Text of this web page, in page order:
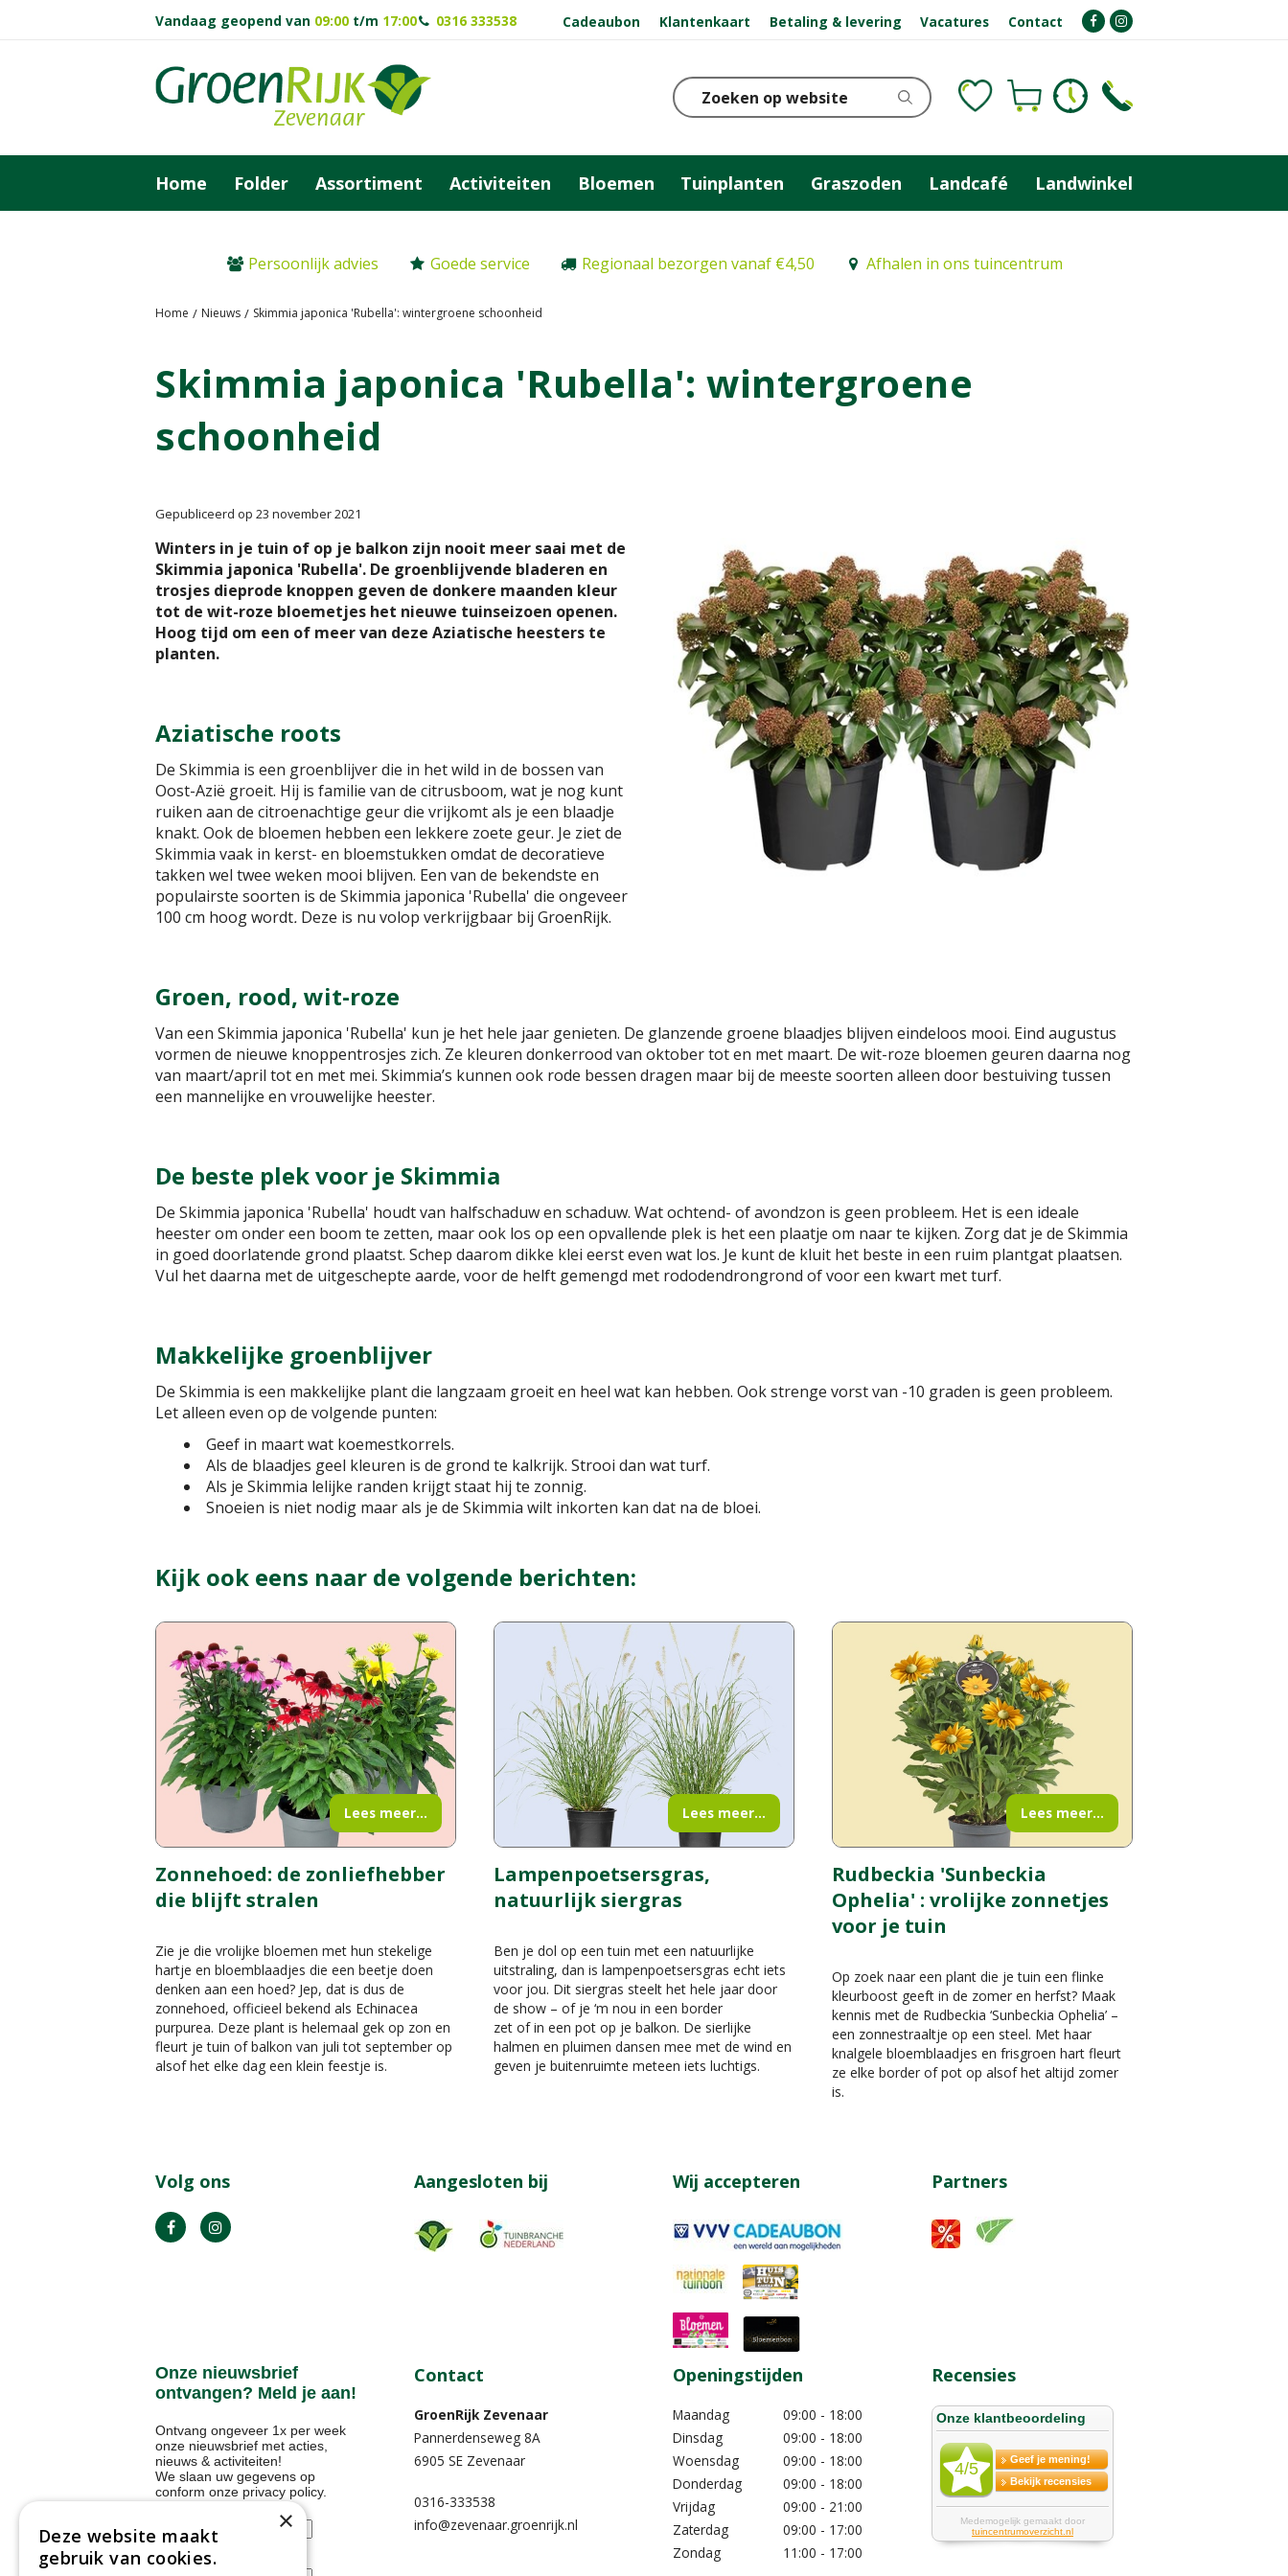
Persoonlijk advies Goede service Regionaal bezorgen vanaf €4,50 Afhalen in ons tuincentrum
Home Nieuws Skimmia japonica 'Rubella': wintergroene schoonheid
Vandaag geopend van 09:00 t/m 17:00 0316 333538 Cadeaubon Klantenkaart Betaling & levering Vacatures Contact
Home Folder Assortiment Activiteiten Bloemen Tuinplanten Graszoden Landcafé Landwinkel
Skimmia japonica 'Rubella': wintergroene
schoonheid
Gepubliceerd op 23 november 2021
Winters in je tuin of op je balkon zijn nooit meer saai met de
Skimmia japonica 'Rubella'. De groenblijvende bladeren en
trosjes dieprode knoppen geven de donkere maanden kleur
tot de wit-roze bloemetjes het nieuwe tuinseizoen openen.
Hoog tijd om een of meer van deze Aziatische heesters te
planten.
Aziatische roots
De Skimmia is een groenblijver die in het wild in de bossen van
Oost-Azië groeit. Hij is familie van de citrusboom, wat je nog kunt
ruiken aan de citroenachtige geur die vrijkomt als je een blaadje
knakt. Ook de bloemen hebben een lekkere zoete geur. Je ziet de
Skimmia vaak in kerst- en bloemstukken omdat de decoratieve
takken wel twee weken mooi blijven. Een van de bekendste en
populairste soorten is de Skimmia japonica 'Rubella' die ongeveer
100 cm hoog wordt. Deze is nu volop verkrijgbaar bij GroenRijk.
Groen, rood, wit-roze
Van een Skimmia japonica 'Rubella' kun je het hele jaar genieten. De glanzende groene blaadjes blijven eindeloos mooi. Eind augustus
vormen de nieuwe knoppentrosjes zich. Ze kleuren donkerrood van oktober tot en met maart. De wit-roze bloemen geuren daarna nog
van maart/april tot en met mei. Skimmia’s kunnen ook rode bessen dragen maar bij de meeste soorten alleen door bestuiving tussen
een mannelijke en vrouwelijke heester.
De beste plek voor je Skimmia
De Skimmia japonica 'Rubella' houdt van halfschaduw en schaduw. Wat ochtend- of avondzon is geen probleem. Het is een ideale
heester om onder een boom te zetten, maar ook los op een opvallende plek is het een plaatje om naar te kijken. Zorg dat je de Skimmia
in goed doorlatende grond plaatst. Schep daarom dikke klei eerst even wat los. Je kunt de kluit het beste in een ruim plantgat plaatsen.
Vul het daarna met de uitgeschepte aarde, voor de helft gemengd met rododendrongrond of voor een kwart met turf.
Makkelijke groenblijver
De Skimmia is een makkelijke plant die langzaam groeit en heel wat kan hebben. Ook strenge vorst van -10 graden is geen probleem.
Let alleen even op de volgende punten:
Geef in maart wat koemestkorrels.
Als de blaadjes geel kleuren is de grond te kalkrijk. Strooi dan wat turf.
Als je Skimmia lelijke randen krijgt staat hij te zonnig.
Snoeien is niet nodig maar als je de Skimmia wilt inkorten kan dat na de bloei.
Kijk ook eens naar de volgende berichten:
Zonnehoed: de zonliefhebber
die blijft stralen
Zie je die vrolijke bloemen met hun stekelige
hartje en bloemblaadjes die een beetje doen
denken aan een hoed? Jep, dat is dus de
zonnehoed, officieel bekend als Echinacea
purpurea. Deze plant is helemaal gek op zon en
fleurt je tuin of balkon van juli tot september op
alsof het elke dag een klein feestje is.
Lees meer...
Lampenpoetsersgras,
natuurlijk siergras
Ben je dol op een tuin met een natuurlijke
uitstraling, dan is lampenpoetsersgras echt iets
voor jou. Dit siergras steelt het hele jaar door
de show – of je ‘m nou in een border
zet of in een pot op je balkon. De sierlijke
halmen en pluimen dansen mee met de wind en
geven je buitenruimte meteen iets luchtigs.
Lees meer...
Rudbeckia 'Sunbeckia
Ophelia' : vrolijke zonnetjes
voor je tuin
Op zoek naar een plant die je tuin een flinke
kleurboost geeft in de zomer en herfst? Maak
kennis met de Rudbeckia ‘Sunbeckia Ophelia’ –
een zonnestraaltje op een steel. Met haar
knalgele bloemblaadjes en frisgroen hart fleurt
ze elke border of pot op alsof het altijd zomer
is.
Lees meer...
Volg ons Aangesloten bij Wij accepteren Partners
Onze nieuwsbrief
ontvangen? Meld je aan!
Ontvang ongeveer 1x per week
onze nieuwsbrief met acties,
nieuws & activiteiten!
We slaan uw gegevens op
conform onze privacy policy.
E-mailadres
Contact
GroenRijk Zevenaar​
Pannerdenseweg 8A
6905 SE Zevenaar
0316-333538
info@zevenaar.groenrijk.nl
Openingstijden
Maandag
09:00 - 18:00
Dinsdag
09:00 - 18:00
Woensdag
09:00 - 18:00
Donderdag
09:00 - 18:00
Vrijdag
09:00 - 21:00
Zaterdag
09:00 - 17:00
Zondag
11:00 - 17:00
Recensies
×
Deze website maakt
gebruik van cookies.